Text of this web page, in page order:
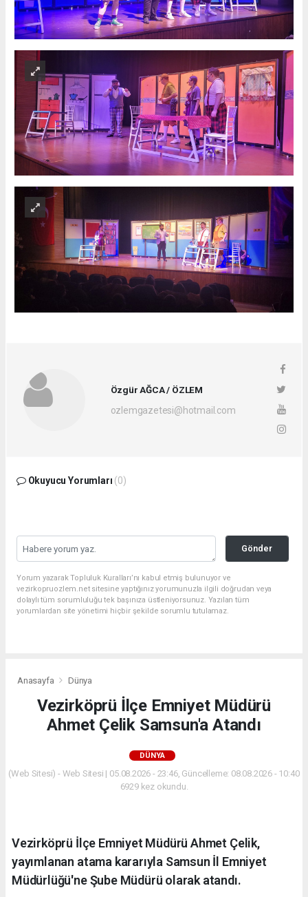
Özgür AĞCA / ÖZLEM
ozlemgazetesi@hotmail.com
Okuyucu Yorumları (0)
Gönder
Yorum yazarak Topluluk Kuralları’nı kabul etmiş bulunuyor ve
vezirkopruozlem.net sitesine yaptığınız yorumunuzla ilgili doğrudan veya
dolaylı tüm sorumluluğu tek başınıza üstleniyorsunuz. Yazılan tüm
yorumlardan site yönetimi hiçbir şekilde sorumlu tutulamaz.
Anasayfa Dünya
Vezirköprü İlçe Emniyet Müdürü
Ahmet Çelik Samsun'a Atandı
DÜNYA
(Web Sitesi) - Web Sitesi | 05.08.2026 - 23:46, Güncelleme: 08.08.2026 - 10:40
6929 kez okundu.
Vezirköprü İlçe Emniyet Müdürü Ahmet Çelik,
yayımlanan atama kararıyla Samsun İl Emniyet
Müdürlüğü'ne Şube Müdürü olarak atandı.